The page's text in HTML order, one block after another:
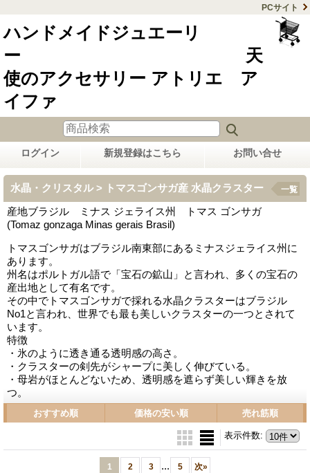
PCサイト
ハンドメイドジュエーリ
ー 天
使のアクセサリー アトリエ ア
イファ
ログイン 新規登録はこちら お問い合せ
水晶・クリスタル > トマスゴンサガ産 水晶クラスター
産地ブラジル ミナス ジェライス州 トマス ゴンサガ
(Tomaz gonzaga Minas gerais Brasil)
トマスゴンサガはブラジル南東部にあるミナスジェライス州に
あります。
州名はポルトガル語で「宝石の鉱山」と言われ、多くの宝石の
産出地として有名です。
その中でトマスゴンサガで採れる水晶クラスターはブラジル
No1と言われ、世界でも最も美しいクラスターの一つとされて
います。
特徴
・氷のように透き通る透明感の高さ。
・クラスターの剣先がシャープに美しく伸びている。
・母岩がほとんどないため、透明感を遮らず美しい輝きを放
つ。
一覧
おすすめ順 価格の安い順 売れ筋順
表示件数:
1 2 3 ... 5 次»